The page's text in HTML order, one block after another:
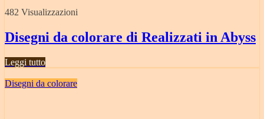
482 Visualizzazioni
Disegni da colorare di Realizzati in Abyss
Leggi tutto
Disegni da colorare